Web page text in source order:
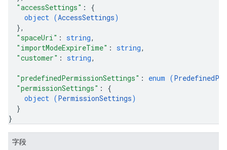
"accessSettings" : {
object (AccessSettings)
},
"spaceUri" : string,
"importModeExpireTime" : string,
"customer" : string,
"predefinedPermissionSettings" : enum (
"permissionSettings" : {
object (PermissionSettings)
}
}
字段